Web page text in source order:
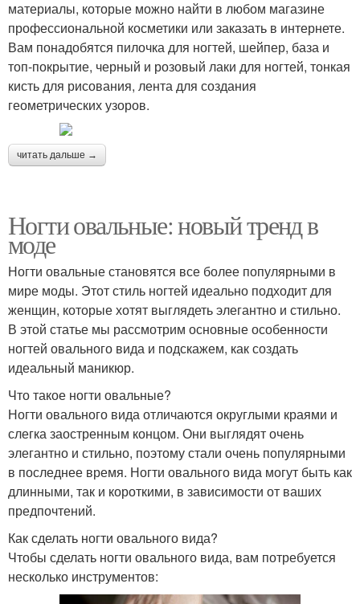
материалы, которые можно найти в любом магазине
профессиональной косметики или заказать в интернете.
Вам понадобятся пилочка для ногтей, шейпер, база и
топ-покрытие, черный и розовый лаки для ногтей, тонкая
кисть для рисования, лента для создания
геометрических узоров.
читать дальше →
Ногти овальные: новый тренд в
моде
Ногти овальные становятся все более популярными в
мире моды. Этот стиль ногтей идеально подходит для
женщин, которые хотят выглядеть элегантно и стильно.
В этой статье мы рассмотрим основные особенности
ногтей овального вида и подскажем, как создать
идеальный маникюр.
Что такое ногти овальные?
Ногти овального вида отличаются округлыми краями и
слегка заостренным концом. Они выглядят очень
элегантно и стильно, поэтому стали очень популярными
в последнее время. Ногти овального вида могут быть как
длинными, так и короткими, в зависимости от ваших
предпочтений.
Как сделать ногти овального вида?
Чтобы сделать ногти овального вида, вам потребуется
несколько инструментов: